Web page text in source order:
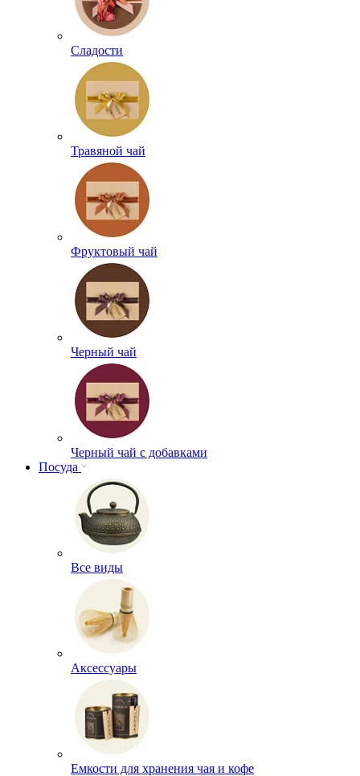
Сладости
Травяной чай
Фруктовый чай
Черный чай
Черный чай с добавками
Посуда
Все виды
Аксессуары
Емкости для хранения чая и кофе